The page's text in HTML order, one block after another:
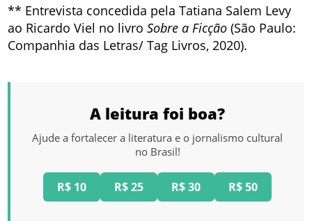
** Entrevista concedida pela Tatiana Salem Levy
ao Ricardo Viel no livroSobre a Ficção (São Paulo:
Companhia das Letras/ Tag Livros, 2020).
A leitura foi boa?
Ajude a fortalecer a literatura e o jornalismo cultural
no Brasil!
R$ 10 R$ 25 R$ 30 R$ 50